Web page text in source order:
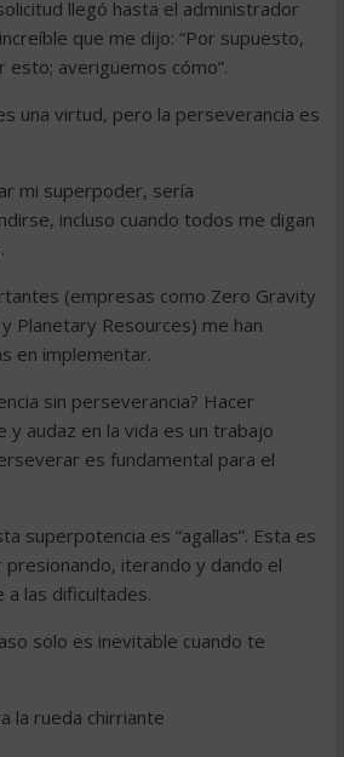
llegó hasta el administrador
que me dijo: “Por supuesto,
averigüemos cómo”.
una virtud, pero la perseverancia es
mi superpoder, sería
incluso cuando todos me digan
(empresas como Zero Gravity
Planetary Resources) me han
en implementar.
sin perseverancia? Hacer
y audaz en la vida es un trabajo
es fundamental para el
superpotencia es “agallas”. Esta es
iterando y dando el
las dificultades.
solo es inevitable cuando te
la rueda chirriante